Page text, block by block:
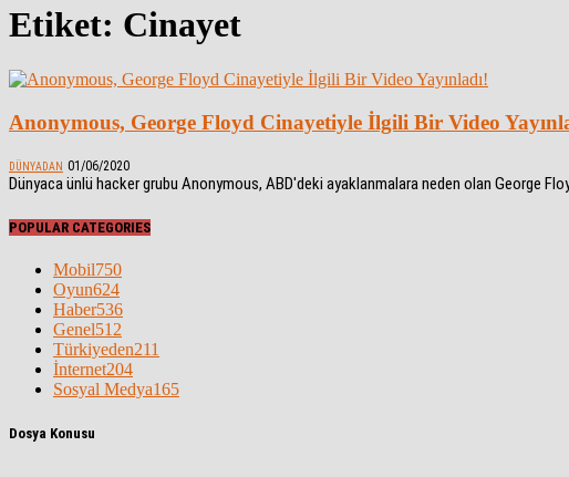
Etiket: Cinayet
Anonymous, George Floyd Cinayetiyle İlgili Bir Video
DÜNYADAN 01/06/2020
Dünyaca ünlü hacker grubu Anonymous, ABD'deki ayaklanmalara neden olan George
POPULAR CATEGORIES
Mobil750
Oyun624
Haber536
Genel512
Türkiyeden211
İnternet204
Sosyal Medya165
Dosya Konusu